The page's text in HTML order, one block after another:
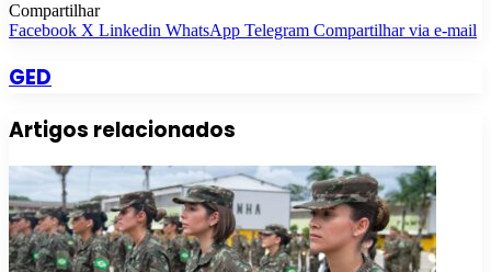
Compartilhar
Facebook X Linkedin WhatsApp Telegram Compartilhar via e-mail
GED
Artigos relacionados